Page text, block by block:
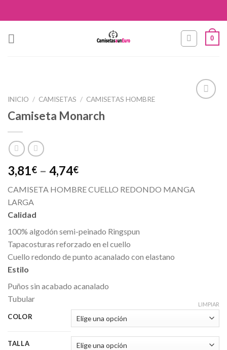
to
0
INICIO / CAMISETAS / CAMISETAS HOMBRE
Camiseta Monarch
3,81€ – 4,74€
CAMISETA HOMBRE CUELLO REDONDO MANGA
LARGA
Calidad
100% algodón semi-peinado Ringspun
Tapacosturas reforzado en el cuello
Cuello redondo de punto acanalado con elastano
Estilo
Puños sin acabado acanalado
Tubular
COLOR
TALLA
LIMPIAR